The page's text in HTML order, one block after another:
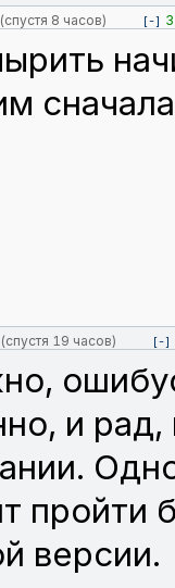
(спустя 8 часов) [-]
сначала
(спустя 19 часов) [-]
и рад,
пройти
версии.